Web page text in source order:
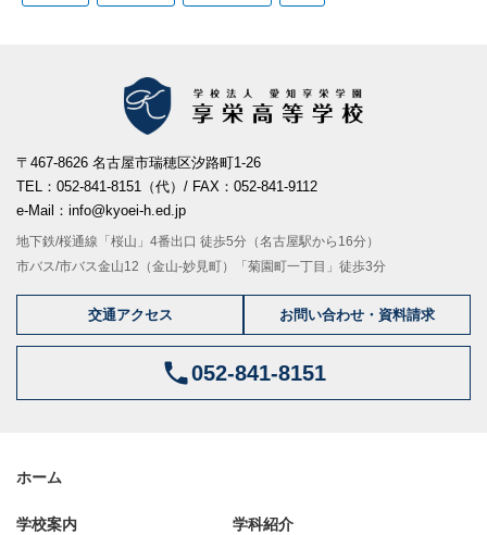
〒467-8626 名古屋市瑞穂区汐路町1-26
TEL：052-841-8151（代）/ FAX：052-841-9112
e-Mail：info@kyoei-h.ed.jp
地下鉄/桜通線「桜山」4番出口 徒歩5分（名古屋駅から16分）
市バス/市バス金山12（金山-妙見町）「菊園町一丁目」徒歩3分
交通アクセス お問い合わせ・資料請求
052-841-8151
ホーム
学校案内 学科紹介